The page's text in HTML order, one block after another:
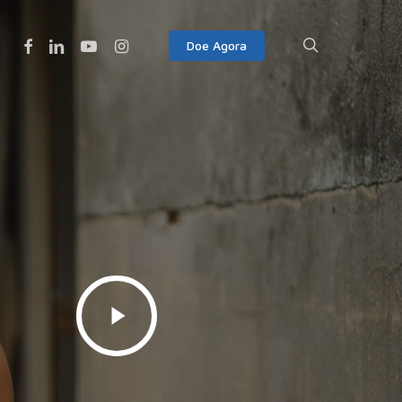
Doe Agora search
FacebookLinkedinYoutubeInstagram
Play
Video